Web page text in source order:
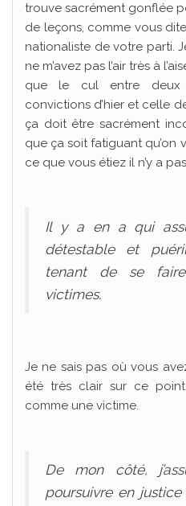
trouve sacrément gonflée
de leçons, comme vous
nationaliste de votre parti.
ne m’avez pas l’air très à
que le cul entre deux
convictions d’hier et celle
ça doit être sacrément
que ça soit fatiguant qu’on
ce que vous étiez il n’y a
Il y a en a qui
détestable et
tenant de se
victimes.
Je ne sais pas où vous
été très clair sur ce
comme une victime.
De mon côté,
poursuivre en